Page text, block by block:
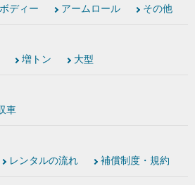
ディー アームロール その他
増トン 大型
車
レンタルの流れ 補償制度・規約